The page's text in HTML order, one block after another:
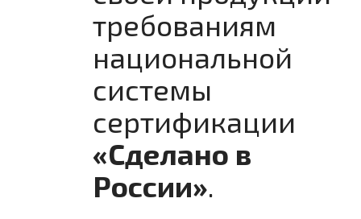
требованиям
национальной
системы
сертификации
«Сделано в
России».